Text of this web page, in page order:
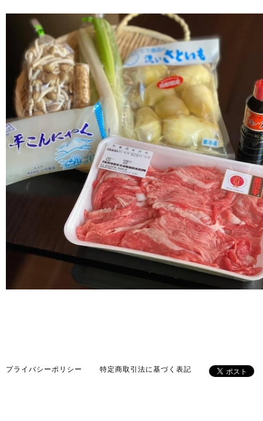
¥6,000
プライバシーポリシー 特定商取引法に基づく表記